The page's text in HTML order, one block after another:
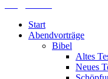
Start
Abendvorträge
Bibel
Altes
Neues